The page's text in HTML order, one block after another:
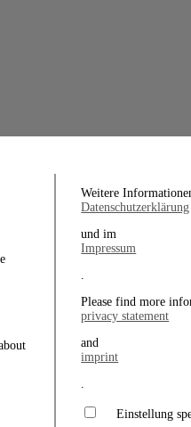
Weitere
Datenschutzerklärung
und im
Impressum
.
Please find more
privacy statement
and
imprint
.
Einstellung